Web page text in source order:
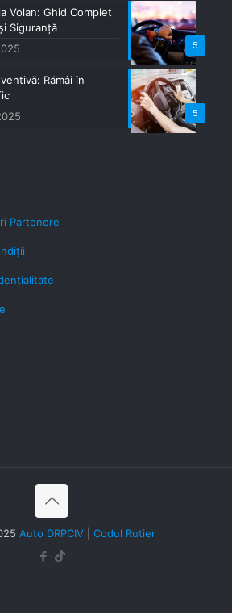
5
Volan: Ghid Complet
Siguranță
5
Rămâi în
Partenere
Auto DRPCIV| Codul Rutier